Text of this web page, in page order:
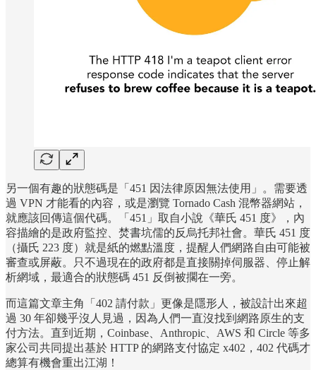
另一個有趣的狀態碼是「451 因法律原因無法使用」。需要透
過 VPN 才能看的內容，或是瀏覽 Tornado Cash 混幣器網站，
就應該回傳這個代碼。「451」取自小說《華氏 451 度》，內
容描繪的是政府監控、焚書坑儒的反烏托邦社會。華氏 451 度
（攝氏 223 度）就是紙的燃點溫度，提醒人們網路自由可能被
審查或屏蔽。只不過現在的政府都是直接關掉伺服器、停止解
析網域，最適合的狀態碼 451 反倒被擱在一旁。
而這篇文章主角「402 請付款」更像是隱形人，被設計出來超
過 30 年卻幾乎沒人見過，因為人們一直沒找到網路原生的支
付方法。直到近期，Coinbase、Anthropic、AWS 和 Circle 等多
家公司共同提出基於 HTTP 的網路支付協定 x402，402 代碼才
總算有機會重出江湖！